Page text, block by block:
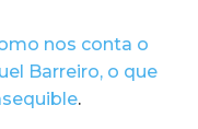
nos conta o
Barreiro, o que
.